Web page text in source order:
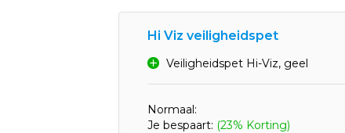
Hi Viz veiligheidspet
Veiligheidspet Hi-Viz, geel
Normaal:
Je bespaart: (23% Korting)